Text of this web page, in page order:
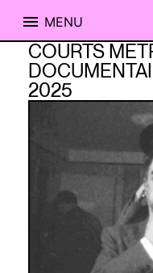
content
MENU
COURTS
2025